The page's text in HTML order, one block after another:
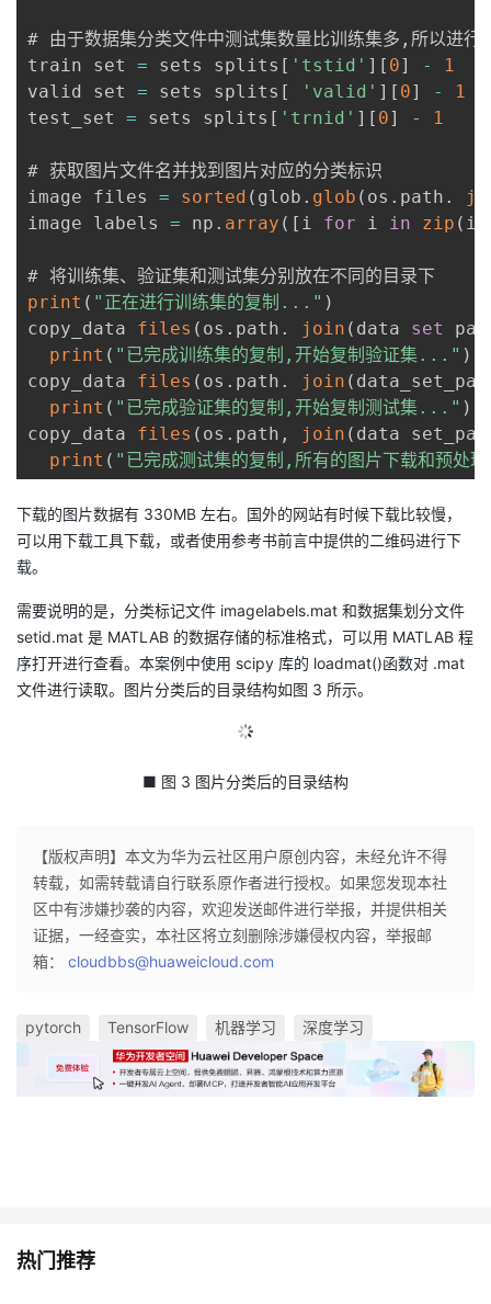
# 由于数据集分类文件中测试集数量比训练集多 , 所以进行
train set = sets splits [ 'tstid' ] [ 0] -
1
valid set = sets splits [ 'valid' ] [ 0] -
1
test_set = sets splits [ 'trnid' ] [ 0] - 1
# 获取图片文件名并找到图片对应的分类标识
image files = sorted ( glob . glob ( os . path .
image labels = np . array ( [ i for i in zip (
print ( "正在进行训练集的复制..." )
copy_data files ( os . path . join ( data set
print ( "已完成训练集的复制,开始复制验证集..." )
copy_data files ( os . path . join (
print ( "已完成验证集的复制,开始复制测试集..." )
copy_data files ( os . path , join ( data
print ( "已完成测试集的复制,所有的图片下载和预处
下载的图片数据有 330MB 左右。国外的网站有时候下载比较慢，
可以用下载工具下载，或者使用参考书前言中提供的二维码进行下
载。
需要说明的是，分类标记文件 imagelabels.mat 和数据集划分文件
setid.mat 是 MATLAB 的数据存储的标准格式，可以用 MATLAB 程
序打开进行查看。本案例中使用 scipy 库的 loadmat()函数对 .mat
文件进行读取。图片分类后的目录结构如图 3 所示。
■ 图 3 图片分类后的目录结构
【版权声明】本文为华为云社区用户原创内容，未经允许不得
转载，如需转载请自行联系原作者进行授权。如果您发现本社
区中有涉嫌抄袭的内容，欢迎发送邮件进行举报，并提供相关
证据，一经查实，本社区将立刻删除涉嫌侵权内容，举报邮
箱： cloudbbs@huaweicloud.com
pytorch TensorFlow 机器学习 深度学习
热门推荐